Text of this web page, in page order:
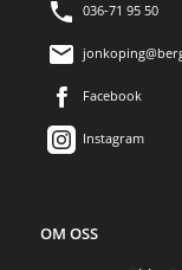
036-71 95 50
Facebook
Instagram
OM OSS